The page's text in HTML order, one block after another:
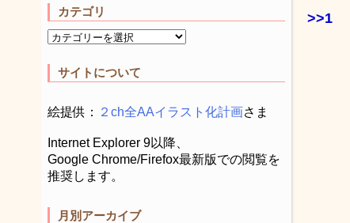
カテゴリ
サイトについて
絵提供： ２ch全AAイラスト化計画さま
Internet Explorer 9以降、
Google Chrome/Firefox最新版での閲覧を
推奨します。
月別アーカイブ
>>1